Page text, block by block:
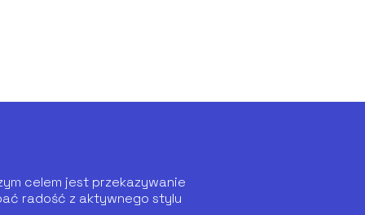
celem jest przekazywanie
radość z aktywnego stylu